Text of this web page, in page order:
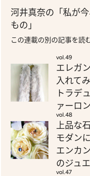
河井真奈の「私が
もの」
この連載の別の記事を読
vol.49
エレガ
入れて
トラデ
ァーロ
vol.48
上品な
モダン
エンカ
のジュ
vol.47